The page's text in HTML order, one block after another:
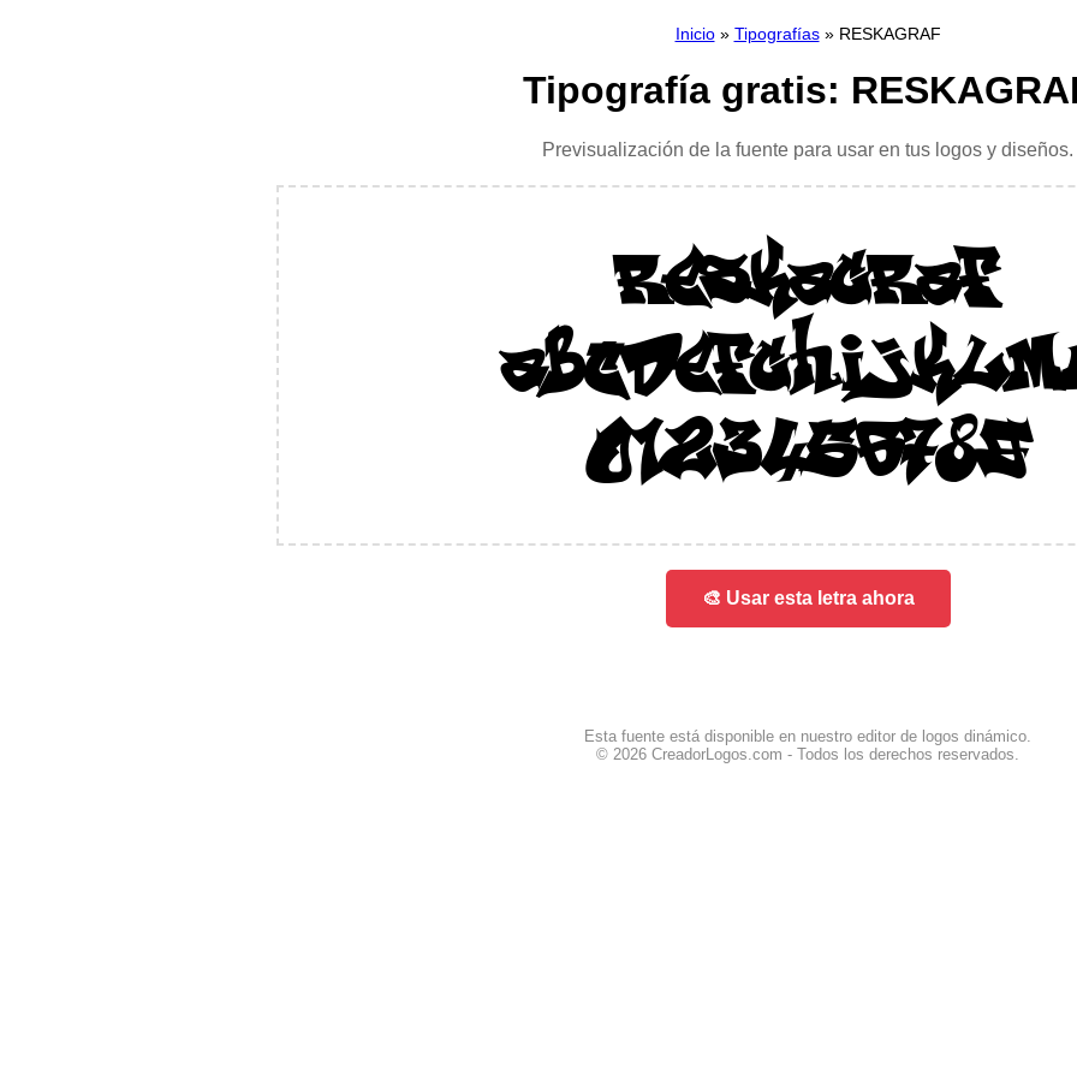
Inicio» Tipografías» RESKAGRAF
Tipografía gratis:
Previsualización de la fuente para usar en tus logos y diseños.
RESKAGRAF
0123456789
🎨 Usar esta letra ahora
Esta fuente está disponible en nuestro editor de logos dinámico.
© 2026 CreadorLogos.com - Todos los derechos reservados.